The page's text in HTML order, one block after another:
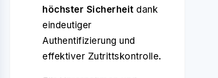
höchster Sicherheit dank
eindeutiger
Authentifizierung und
effektiver Zutrittskontrolle.